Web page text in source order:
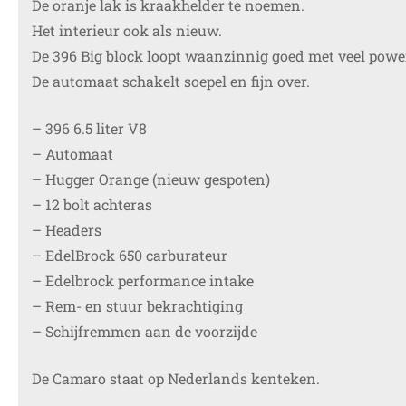
De oranje lak is kraakhelder te noemen.
Het interieur ook als nieuw.
De 396 Big block loopt waanzinnig goed met veel
De automaat schakelt soepel en fijn over.
– 396 6.5 liter V8
– Automaat
– Hugger Orange (nieuw gespoten)
– 12 bolt achteras
– Headers
– EdelBrock 650 carburateur
– Edelbrock performance intake
– Rem- en stuur bekrachtiging
– Schijfremmen aan de voorzijde
De Camaro staat op Nederlands kenteken.